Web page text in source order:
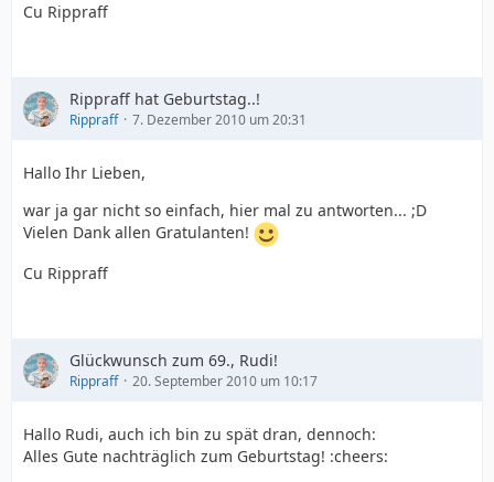
Cu Rippraff
Rippraff hat Geburtstag..!
Rippraff 7. Dezember 2010 um 20:31
Hallo Ihr Lieben,
war ja gar nicht so einfach, hier mal zu antworten... ;D
Vielen Dank allen Gratulanten!
Cu Rippraff
Glückwunsch zum 69., Rudi!
Rippraff 20. September 2010 um 10:17
Hallo Rudi, auch ich bin zu spät dran, dennoch:
Alles Gute nachträglich zum Geburtstag! :cheers: